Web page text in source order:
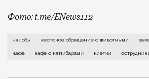
Фото: t.me/ENews112
С момента открытия нового
жалобы жестокое обращение с животными
кафе кафе с капибарами клетки